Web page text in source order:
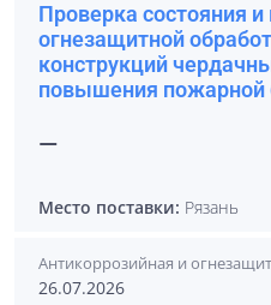
Проверка состояния и
огнезащитной
конструкций
повышения пожарной
—
Место поставки: Рязань
Антикоррозийная и
26.07.2026